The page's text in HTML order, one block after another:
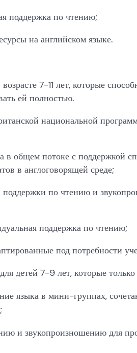
поддержка по чтению;
на английском языке.
7-11 лет, которые
ей полностью.
национальной
в общем потоке с поддержкой
в англоговорящей среде;
по чтению и
поддержка по чтению;
под потребности
детей 7-9 лет, которые
языка в мини-группах,
и звукопроизношению для